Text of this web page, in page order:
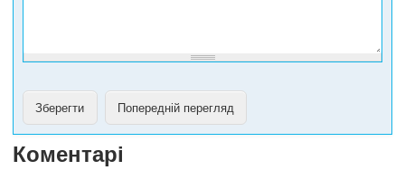
Коментарі